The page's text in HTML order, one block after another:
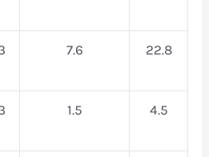
7.6 22.8
1.5 4.5